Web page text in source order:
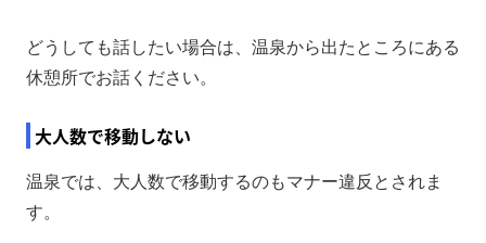
どうしても話したい場合は、温泉から出たところにある
休憩所でお話ください。
大人数で移動しない
温泉では、大人数で移動するのもマナー違反とされま
す。